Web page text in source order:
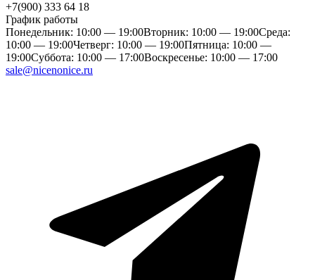
+7(900) 333 64 18
График работы
Понедельник: 10:00 — 19:00Вторник: 10:00 — 19:00Среда:
10:00 — 19:00Четверг: 10:00 — 19:00Пятница: 10:00 —
19:00Суббота: 10:00 — 17:00Воскресенье: 10:00 — 17:00
sale@nicenonice.ru